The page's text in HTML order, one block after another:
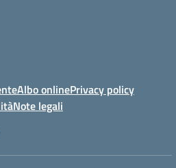
Albo onlinePrivacy policy
Note legali